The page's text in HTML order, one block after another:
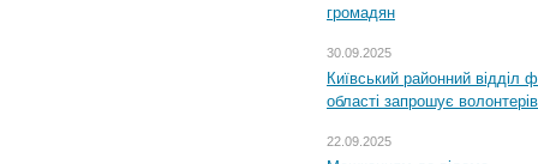
громадян
30.09.2025
Київський районний відділ
області запрошує
22.09.2025